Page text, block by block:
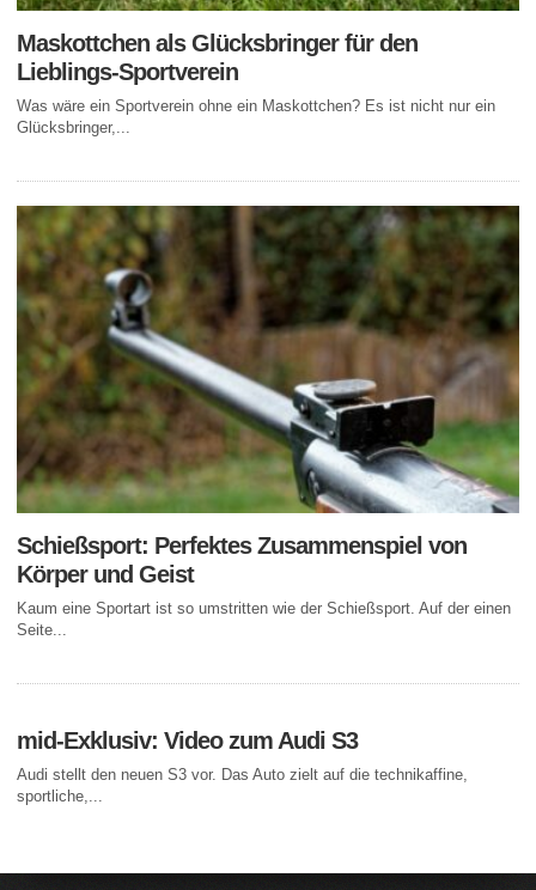
Maskottchen als Glücksbringer für den
Lieblings-Sportverein
Was wäre ein Sportverein ohne ein Maskottchen? Es ist nicht nur ein
Glücksbringer,...
Schießsport: Perfektes Zusammenspiel von
Körper und Geist
Kaum eine Sportart ist so umstritten wie der Schießsport. Auf der einen
Seite...
mid-Exklusiv: Video zum Audi S3
Audi stellt den neuen S3 vor. Das Auto zielt auf die technikaffine,
sportliche,...